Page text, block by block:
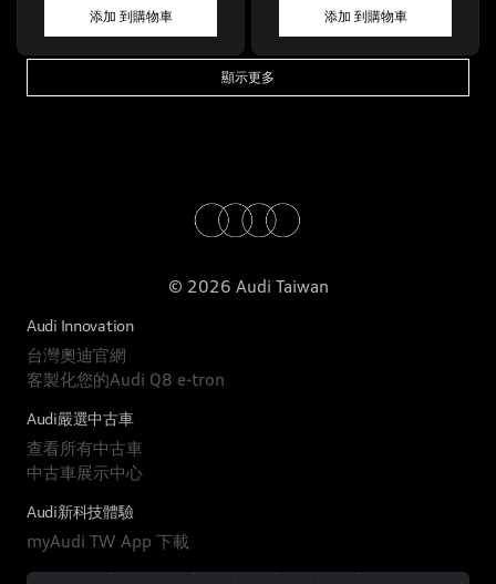
添加 到購物車 添加 到購物車
顯示更多
© 2026 Audi Taiwan
Audi Innovation
台灣奧迪官網
客製化您的Audi Q8 e-tron
Audi嚴選中古車
查看所有中古車
中古車展示中心
Audi新科技體驗
myAudi TW App 下載